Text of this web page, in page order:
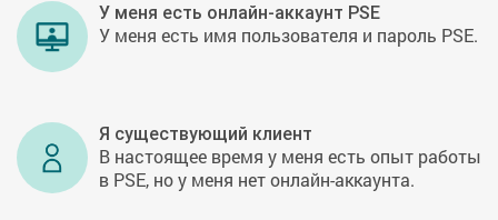
У меня есть онлайн-аккаунт PSE
У меня есть имя пользователя и пароль PSE.
Я существующий клиент
В настоящее время у меня есть опыт работы
в PSE, но у меня нет онлайн-аккаунта.